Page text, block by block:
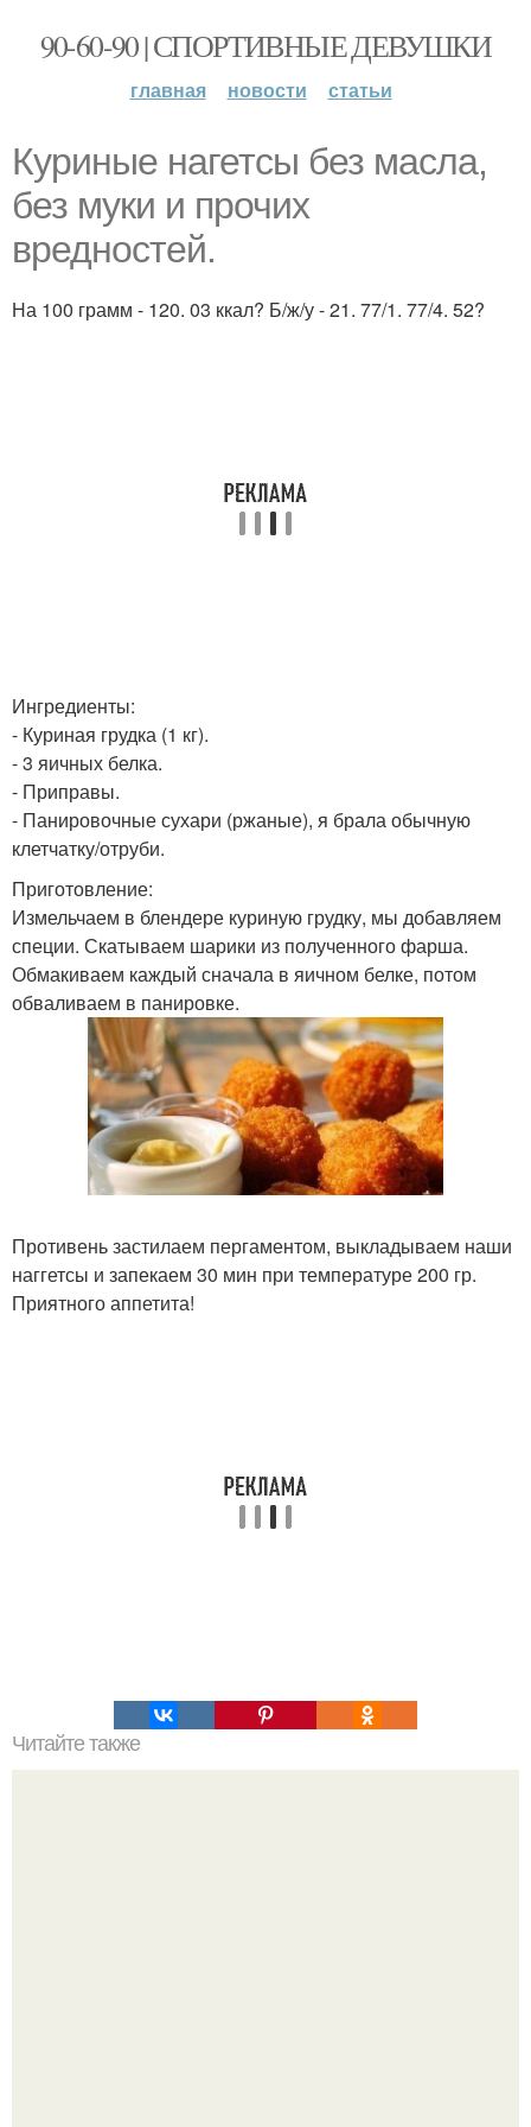
90-60-90 | СПОРТИВНЫЕ ДЕВУШКИ
главная новости статьи
Куриные нагетсы без масла,
без муки и прочих
вредностей.
На 100 грамм - 120. 03 ккал? Б/ж/у - 21. 77/1. 77/4. 52?
Ингредиенты:
- Куриная грудка (1 кг).
- 3 яичных белка.
- Приправы.
- Панировочные сухари (ржаные), я брала обычную
клетчатку/отруби.
Приготовление:
Измельчаем в блендере куриную грудку, мы добавляем
специи. Скатываем шарики из полученного фарша.
Обмакиваем каждый сначала в яичном белке, потом
обваливаем в панировке.
Противень застилаем пергаментом, выкладываем наши
наггетсы и запекаем 30 мин при температуре 200 гр.
Приятного аппетита!
Читайте также